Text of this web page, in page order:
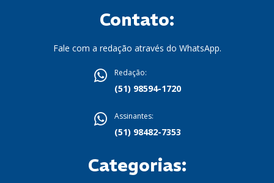
Contato:
Fale com a redação através do WhatsApp.
Redação:
(51) 98594-1720
Assinantes:
(51) 98482-7353
Categorias: